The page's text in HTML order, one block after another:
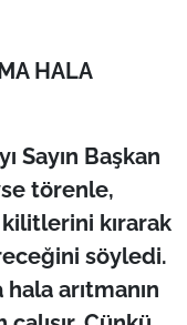
HALA
Sayın Başkan
törenle,
kırarak
söyledi.
arıtmanın